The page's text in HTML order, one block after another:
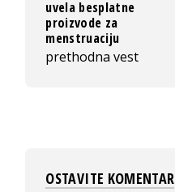
uvela besplatne
proizvode za
menstruaciju
prethodna vest
OSTAVITE KOMENTAR